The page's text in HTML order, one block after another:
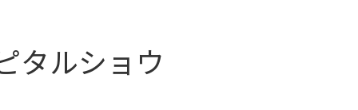
タルショウ